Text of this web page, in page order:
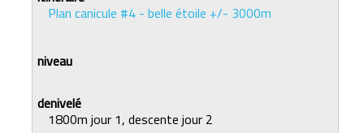
Plan canicule #4 - belle étoile +/- 3000m
1800m jour 1, descente jour 2